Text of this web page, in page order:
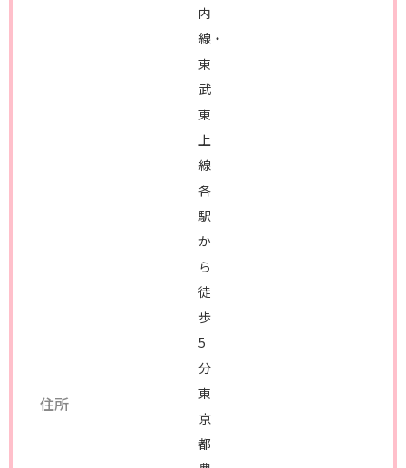
内
線・
東
武
東
上
線
各
駅
か
ら
徒
歩
5
分
住所
東
京
都